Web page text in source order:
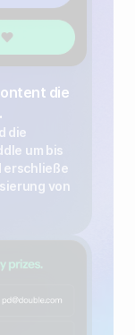
die
die
um bis
erschließe
von